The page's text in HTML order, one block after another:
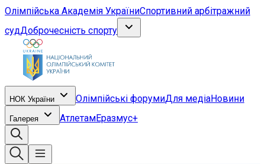
Олімпійська Академія УкраїниСпортивний арбітражний
судДоброчесність спорту
НОК України Олімпійські форумиДля медіаНовини
Галерея АтлетамЕразмус+